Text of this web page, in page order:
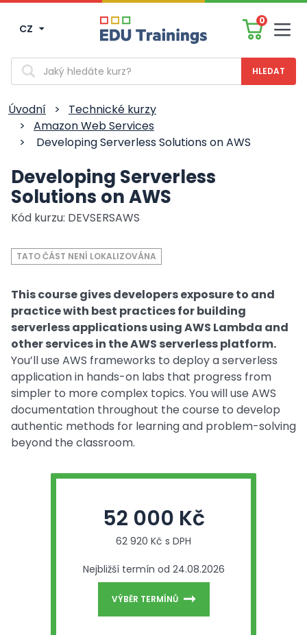
CZ
0
Vyhledávání
Úvodní >
Technické kurzy
>
Amazon Web Services
>
Developing Serverless Solutions on AWS
Developing Serverless
Solutions on AWS
Kód kurzu: DEVSERSAWS
TATO ČÁST NENÍ LOKALIZOVÁNA
This course gives developers exposure to and
practice with best practices for building
serverless applications using AWS Lambda and
other services in the AWS serverless platform.
You’ll use AWS frameworks to deploy a serverless
application in hands-on labs that progress from
simpler to more complex topics. You will use AWS
documentation throughout the course to develop
authentic methods for learning and problem-solving
beyond the classroom.
52 000 Kč
62 920 Kč s DPH
Nejbližší termín od 24.08.2026
VÝBĚR TERMÍNŮ